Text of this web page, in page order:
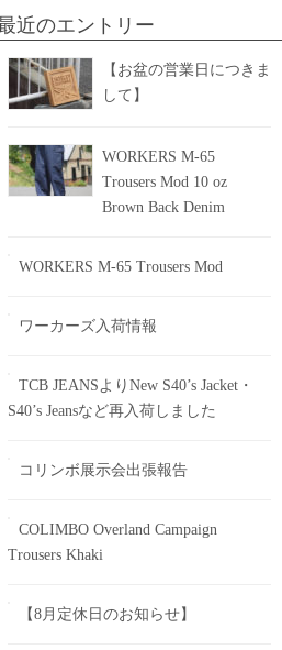
近のエントリー
【お盆の営業日につきま
して】
WORKERS M-65
Trousers Mod 10 oz
Brown Back Denim
WORKERS M-65 Trousers Mod
ワーカーズ入荷情報
TCB JEANSよりNew S40’s Jacket・
S40’s Jeansなど再入荷しました
コリンボ展示会出張報告
COLIMBO Overland Campaign
Trousers Khaki
【8月定休日のお知らせ】